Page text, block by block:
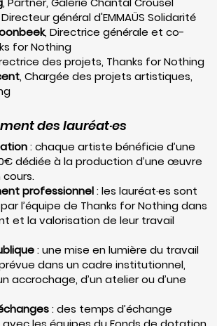
Directeur général d'EMMAÜS Solidarité
, Directrice générale et co-
for Nothing
des projets, Thanks for Nothing
, Chargée des projets artistiques,
des lauréat·es
: chaque artiste bénéficie d’une
dédiée à la production d’une œuvre
cours.
professionnel: les lauréat·es sont
l’équipe de Thanks for Nothing dans
et la valorisation de leur travail
: une mise en lumière du travail
dans un cadre institutionnel,
accrochage, d’un atelier ou d’une
: des temps d’échange